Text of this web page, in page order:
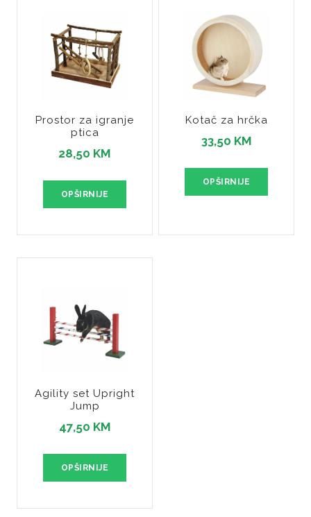
Prostor za igranje
ptica
28,50 KM
OPŠIRNIJE
Kotač za hrčka
33,50 KM
OPŠIRNIJE
Agility set Upright
Jump
47,50 KM
OPŠIRNIJE